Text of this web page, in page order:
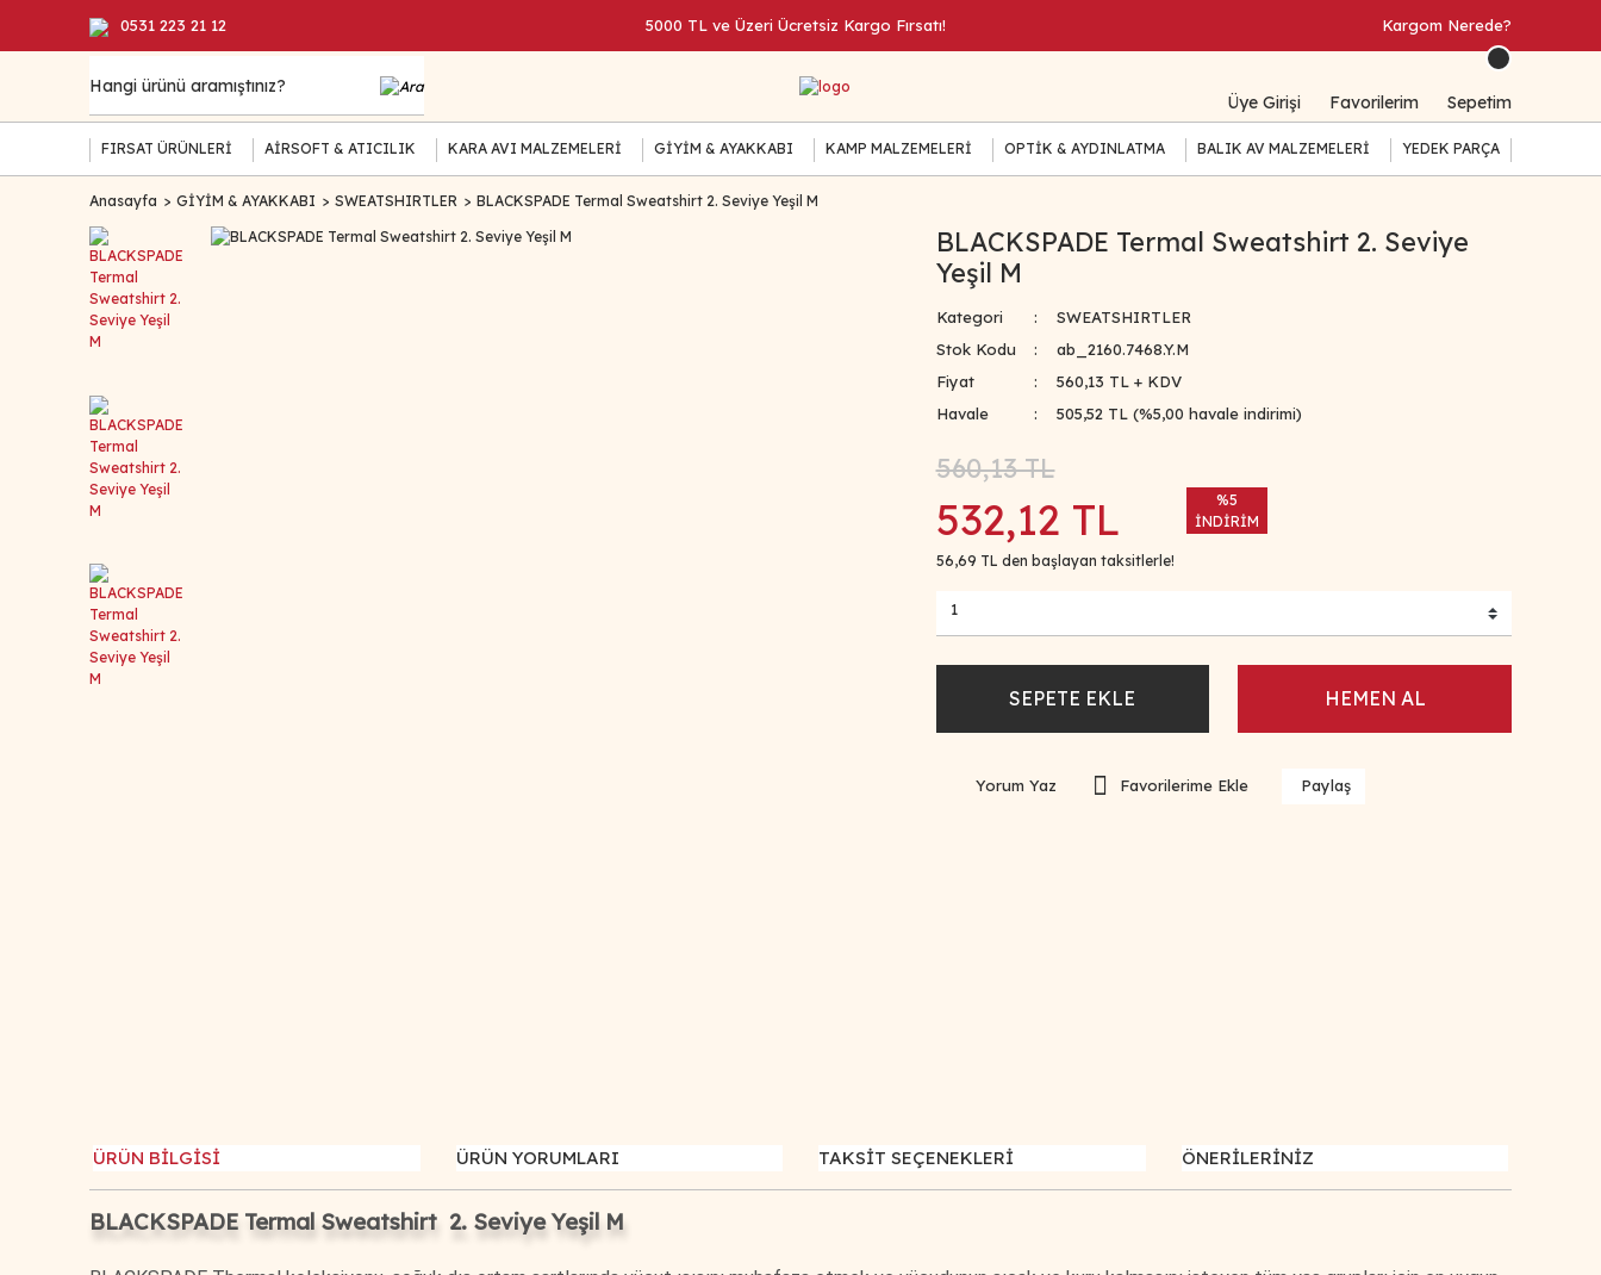
0531 223 21 12 5000 TL ve Üzeri Ücretsiz Kargo Fırsatı! Kargom Nerede?
Üye Girişi Favorilerim Sepetim
FIRSAT ÜRÜNLERİ AİRSOFT & ATICILIK KARA AVI MALZEMELERİ GİYİM & AYAKKABI KAMP MALZEMELERİ OPTİK & AYDINLATMA BALIK AV MALZEMELERİ YEDEK PARÇA
Anasayfa GİYİM & AYAKKABI SWEATSHIRTLER BLACKSPADE Termal Sweatshirt 2. Seviye Yeşil M
BLACKSPADE Termal Sweatshirt 2. Seviye
Yeşil M
Kategori
SWEATSHIRTLER
Stok Kodu
ab_2160.7468.Y.M
Fiyat
560,13 TL + KDV
Havale
505,52 TL (%5,00 havale indirimi)
560,13 TL
532,12 TL
56,69 TL den başlayan taksitlerle!
%5
İNDİRİM
SEPETE EKLE HEMEN AL
Yorum Yaz Paylaş
ÜRÜN BİLGİSİ ÜRÜN YORUMLARI TAKSİT SEÇENEKLERİ ÖNERİLERİNİZ
BLACKSPADE Termal Sweatshirt 2. Seviye Yeşil M